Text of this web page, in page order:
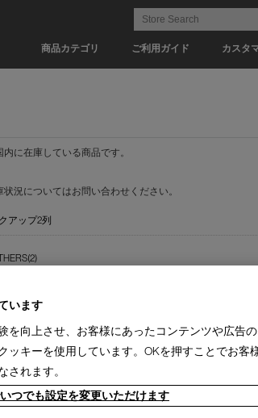
商品カテゴリ ご利用ガイド カスタ
に在庫している商品です。
況についてはお問い合わせください。
アップ2列
います
を向上させ、お客様にあったコンテンツや広告の
ッキーを使用しています。OKを押すことでお客
されます。
つでも設定を変更いただけます